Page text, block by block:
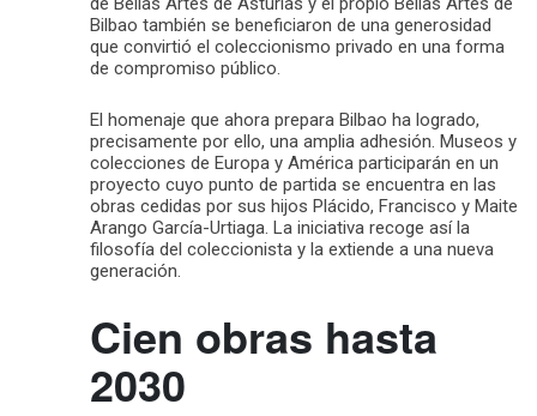
Bilbao también se beneficiaron de una generosidad
que convirtió el coleccionismo privado en una forma
de compromiso público.
El homenaje que ahora prepara Bilbao ha logrado,
precisamente por ello, una amplia adhesión. Museos y
colecciones de Europa y América participarán en un
proyecto cuyo punto de partida se encuentra en las
obras cedidas por sus hijos Plácido, Francisco y Maite
Arango García-Urtiaga. La iniciativa recoge así la
filosofía del coleccionista y la extiende a una nueva
generación.
Cien obras hasta
2030